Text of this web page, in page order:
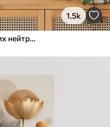
1.5k
Рельєфні кола та гілка в теплих нейтральних тонах